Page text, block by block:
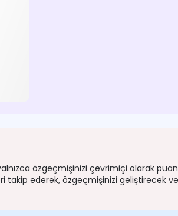
özgeçmişinizi çevrimiçi olarak
takip ederek, özgeçmişinizi geliştirecek